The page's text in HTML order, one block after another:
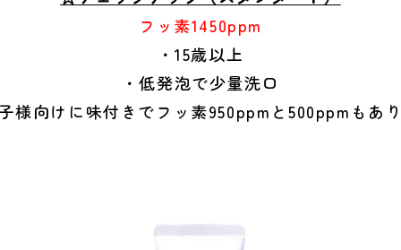
フッ素1450ppm
・15歳以上
・低発泡で少量洗口
様向けに味付きでフッ素950ppmと500ppmもあ